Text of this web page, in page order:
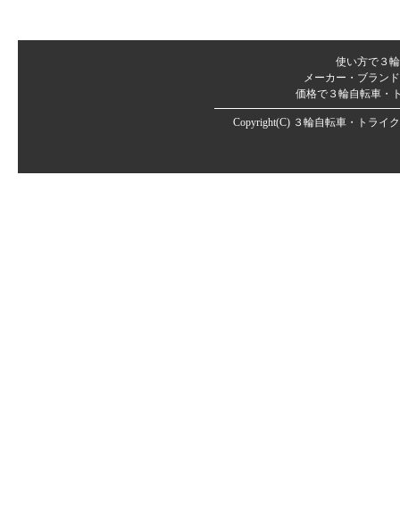
使い方で３
メーカー・ブラン
価格で３輪自転車・
Copyright(C) ３輪自転車・トライ